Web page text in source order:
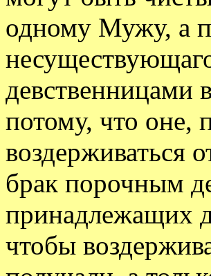
одному Мужу, а
девственницами
потому, что оне,
воздерживаться
брак порочным
принадлежащих
чтобы